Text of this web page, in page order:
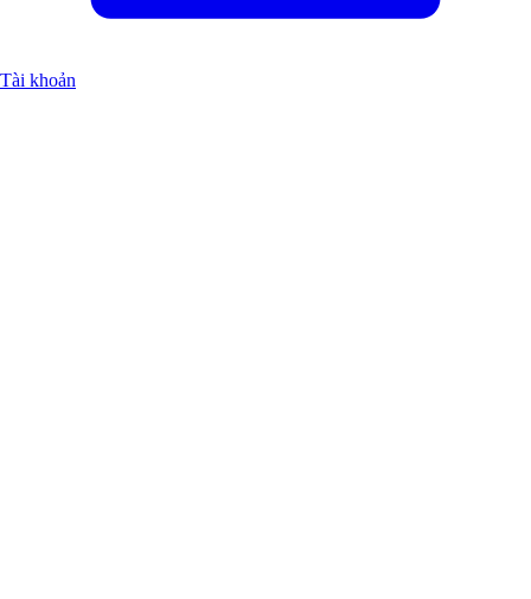
Tài khoản